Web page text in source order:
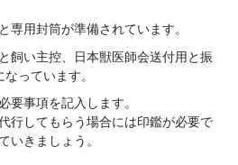
専用封筒が準備されています。
飼い主控、日本獣医師会送付用と振
っています。
要事項を記入します。
行してもらう場合には印鑑が必要で
いきましょう。